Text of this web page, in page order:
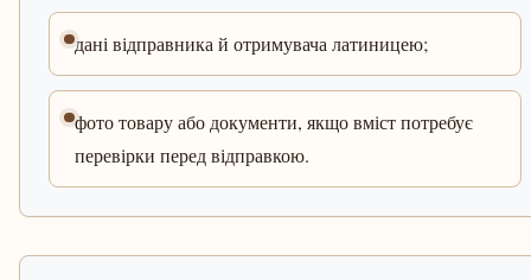
дані відправника й отримувача латиницею;
фото товару або документи, якщо вміст потребує
перевірки перед відправкою.